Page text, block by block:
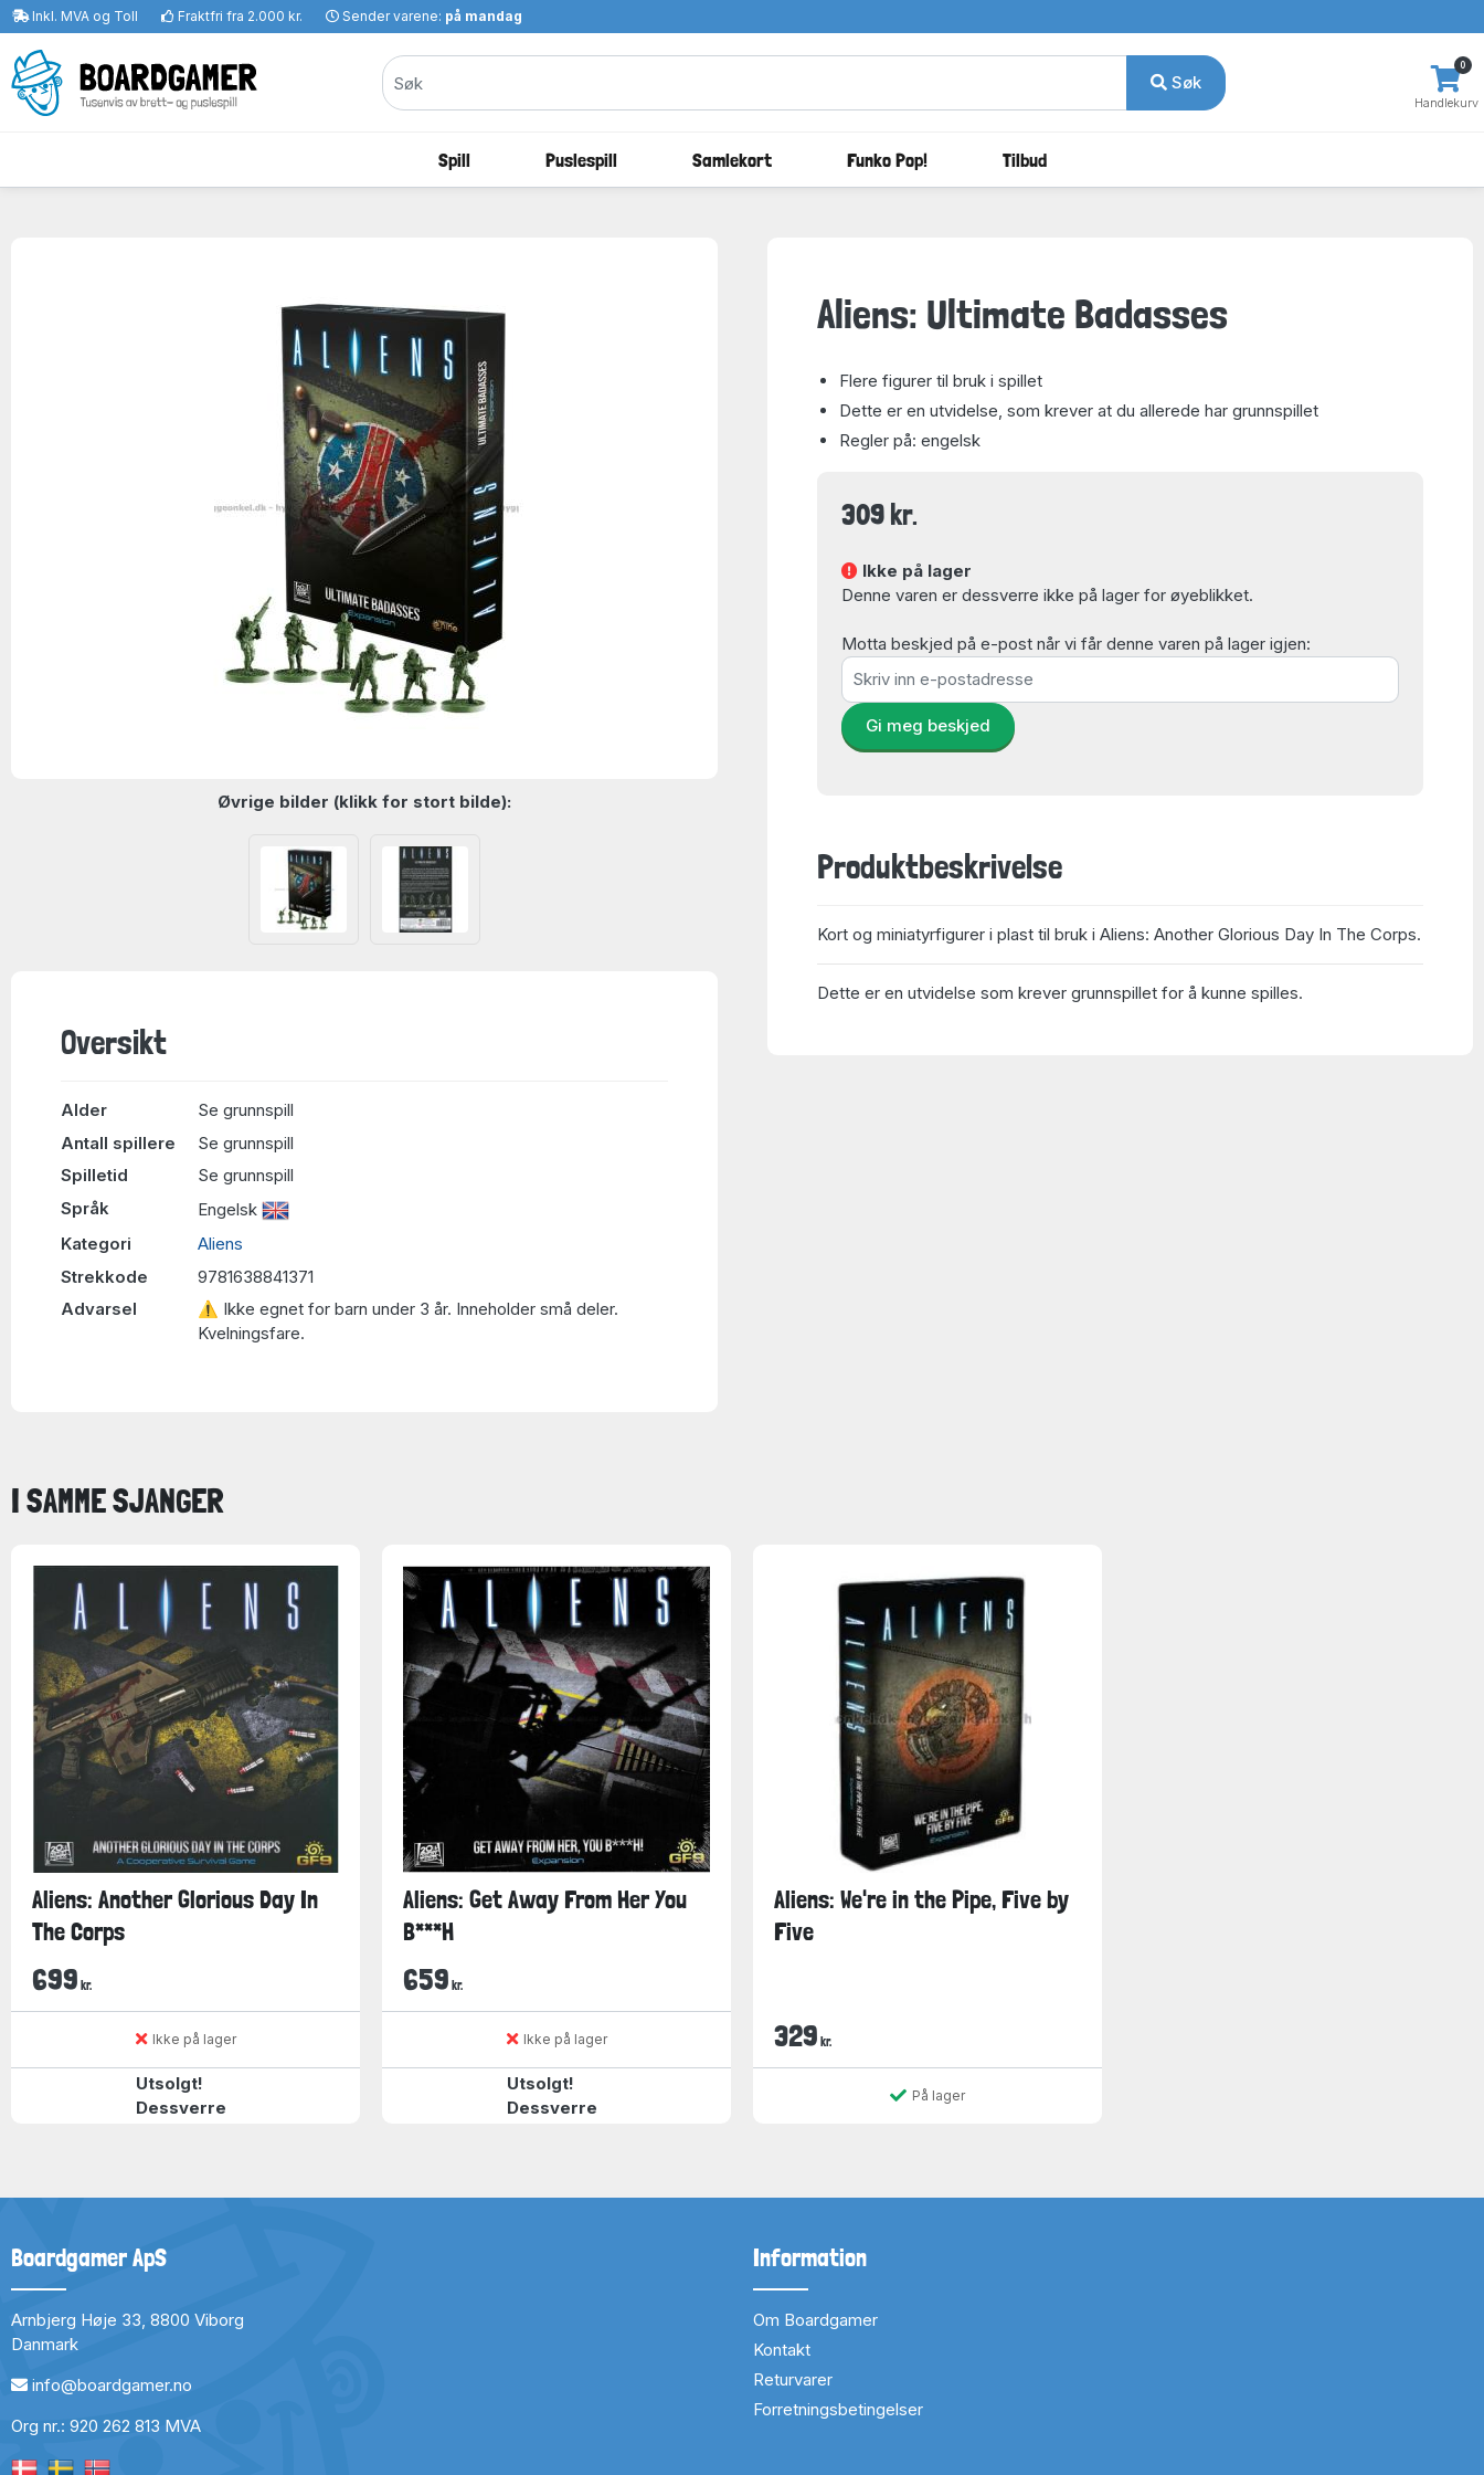
Inkl. MVA og Toll Fraktfri fra 2.000 kr. Sender varene: på mandag
Søk
Handlekurv
0
Spill Puslespill Samlekort Funko Pop! Tilbud
Øvrige bilder (klikk for stort bilde):
Oversikt
Alder
Se grunnspill
Antall spillere
Se grunnspill
Spilletid
Se grunnspill
Språk
Engelsk
Kategori
Aliens
Strekkode
9781638841371
Advarsel
⚠ Ikke egnet for barn under 3 år. Inneholder små deler.
Kvelningsfare.
Aliens: Ultimate Badasses
Flere figurer til bruk i spillet
Dette er en utvidelse, som krever at du allerede har grunnspillet
Regler på: engelsk
309 kr.
Ikke på lager
Denne varen er dessverre ikke på lager for øyeblikket.
Motta beskjed på e-post når vi får denne varen på lager igjen:
Gi meg beskjed
Produktbeskrivelse
Kort og miniatyrfigurer i plast til bruk i Aliens: Another Glorious Day In The Corps.
Dette er en utvidelse som krever grunnspillet for å kunne spilles.
I SAMME SJANGER
Aliens: Another Glorious Day In
The Corps
699 kr.
Ikke på lager
Utsolgt!
Dessverre
Aliens: Get Away From Her You
B***H
659 kr.
Ikke på lager
Utsolgt!
Dessverre
Aliens: We're in the Pipe, Five by
Five
329 kr.
På lager
Boardgamer ApS
Arnbjerg Høje 33, 8800 Viborg
Danmark
info@boardgamer.no
Org nr.: 920 262 813 MVA
Information
Om Boardgamer
Kontakt
Returvarer
Forretningsbetingelser